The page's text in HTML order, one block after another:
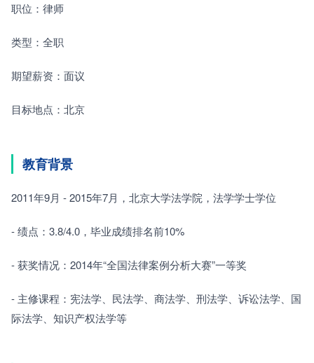
职位：律师
类型：全职
期望薪资：面议
目标地点：北京
教育背景
2011年9月 - 2015年7月，北京大学法学院，法学学士学位
- 绩点：3.8/4.0，毕业成绩排名前10%
- 获奖情况：2014年“全国法律案例分析大赛”一等奖
- 主修课程：宪法学、民法学、商法学、刑法学、诉讼法学、国
际法学、知识产权法学等